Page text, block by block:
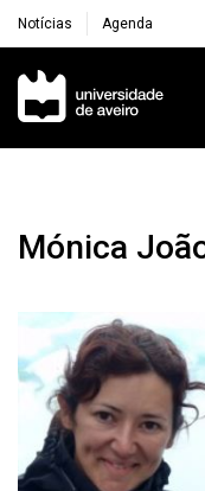
Notícias Agenda
Navegação
Mónica